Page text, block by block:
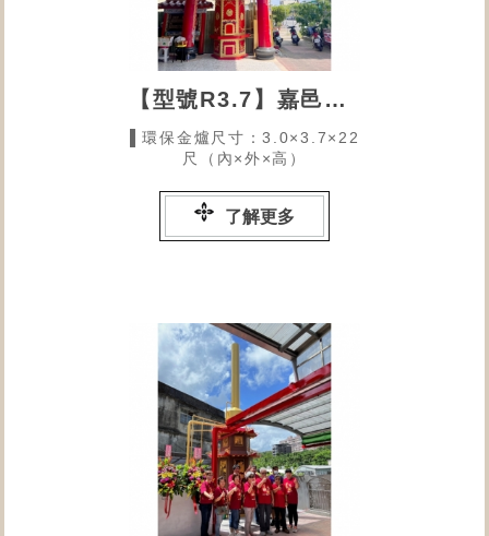
【型號R3.7】嘉邑應天宮的環保金爐
▌環保金爐尺寸：3.0×3.7×22
尺（內×外×高）
了解更多